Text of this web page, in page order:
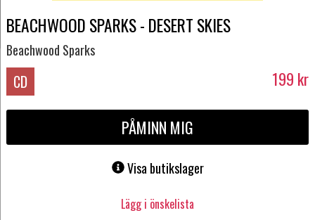
BEACHWOOD SPARKS - DESERT SKIES
Beachwood Sparks
CD 199 kr
PÅMINN MIG
Visa butikslager
Lägg i önskelista